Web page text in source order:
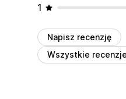
1
Napisz recenzję
Wszystkie recenzje